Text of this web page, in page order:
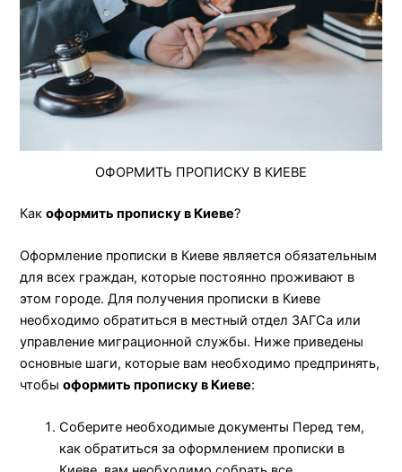
ОФОРМИТЬ ПРОПИСКУ В КИЕВЕ
Какоформить прописку в Киеве?
Оформление прописки в Киеве является обязательным
для всех граждан, которые постоянно проживают в
этом городе. Для получения прописки в Киеве
необходимо обратиться в местный отдел ЗАГСа или
управление миграционной службы. Ниже приведены
основные шаги, которые вам необходимо предпринять,
чтобыоформить прописку в Киеве:
Соберите необходимые документы Перед тем,
как обратиться за оформлением прописки в